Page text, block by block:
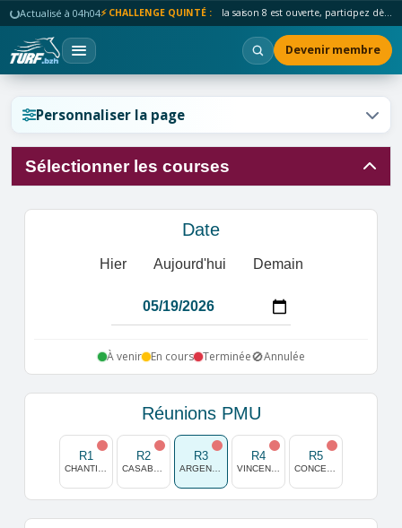
Actualisé à 04h04⚡ CHALLENGE QUINTÉ : la saison 8 est ouverte, participez dès maintenant !
Devenir membre
Personnaliser la page
Sélectionner les courses
Date
Hier Aujourd'hui Demain
À venir En cours Terminée🚫Annulée
Réunions PMU
R1 R2 R3 R4 R5
Réinitialiser l'affichage ?
Réinitialiser